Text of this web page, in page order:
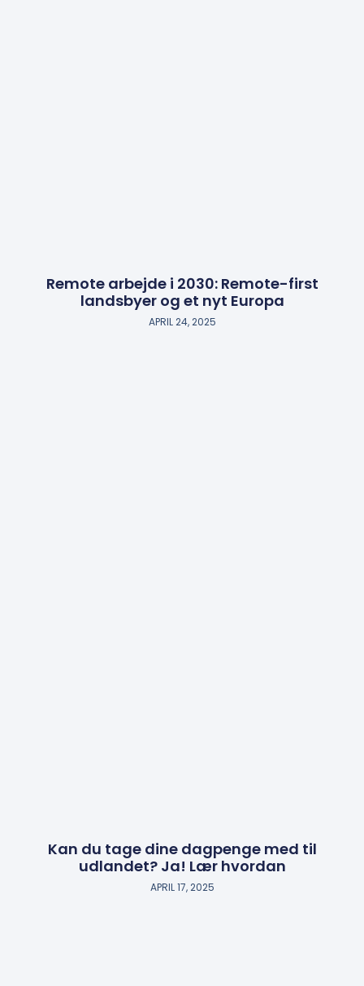
Remote arbejde i 2030: Remote-first
landsbyer og et nyt Europa
APRIL 24, 2025
Kan du tage dine dagpenge med til
udlandet? Ja! Lær hvordan
APRIL 17, 2025